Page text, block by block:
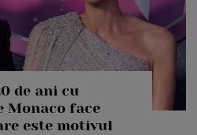
de ani cu
Monaco face
este motivul